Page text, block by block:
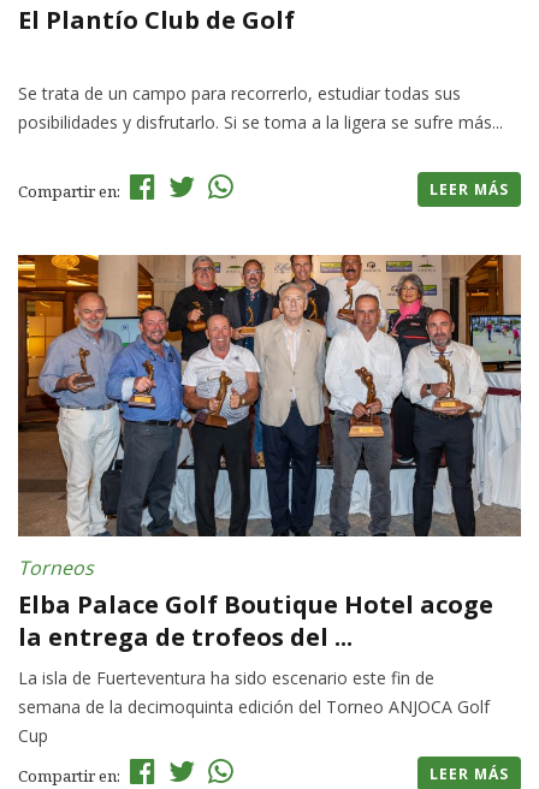
El Plantío Club de Golf
Se trata de un campo para recorrerlo, estudiar todas sus
posibilidades y disfrutarlo. Si se toma a la ligera se sufre más...
Compartir en: LEER MÁS
Torneos
Elba Palace Golf Boutique Hotel acoge
la entrega de trofeos del ...
La isla de Fuerteventura ha sido escenario este fin de
semana de la decimoquinta edición del Torneo ANJOCA Golf
Cup
Compartir en: LEER MÁS